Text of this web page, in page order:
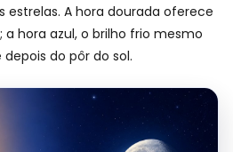
estrelas. A hora dourada oferece
hora azul, o brilho frio mesmo
do pôr do sol.